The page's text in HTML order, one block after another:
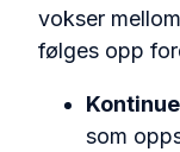
vokser
følges opp
som